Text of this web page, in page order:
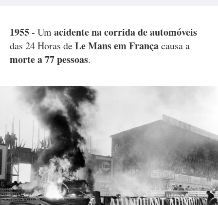
1955- Umacidente na corrida de automóveis
das 24 Horas deLe Mans em Françacausa a
morte a 77 pessoas.